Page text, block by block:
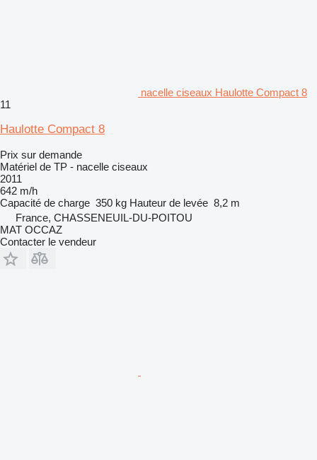
nacelle ciseaux Haulotte Compact 8
11
Haulotte Compact 8
Prix sur demande
Matériel de TP - nacelle ciseaux
2011
642 m/h
Capacité de charge 350 kg Hauteur de levée 8,2 m
France, CHASSENEUIL-DU-POITOU
MAT OCCAZ
Contacter le vendeur